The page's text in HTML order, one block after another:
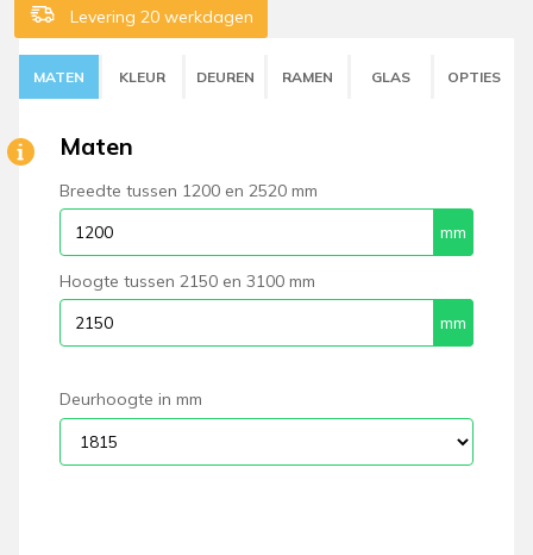
Levering 20 werkdagen
MATEN KLEUR DEUREN RAMEN GLAS OPTIES
Maten
Breedte tussen 1200 en 2520 mm
Hoogte tussen 2150 en 3100 mm
Deurhoogte in mm